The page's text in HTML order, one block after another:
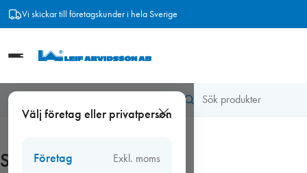
Hoppa
Vi skickar till företagskunder i hela Sverige
Välj företag eller privatperson
Företag Exkl. moms
Silikonlist f. limning